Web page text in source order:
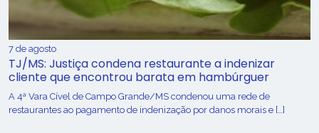
7 de agosto
TJ/MS: Justiça condena restaurante a indenizar
cliente que encontrou barata em hambúrguer
A 4ª Vara Cível de Campo Grande/MS condenou uma rede de
restaurantes ao pagamento de indenização por danos morais e […]